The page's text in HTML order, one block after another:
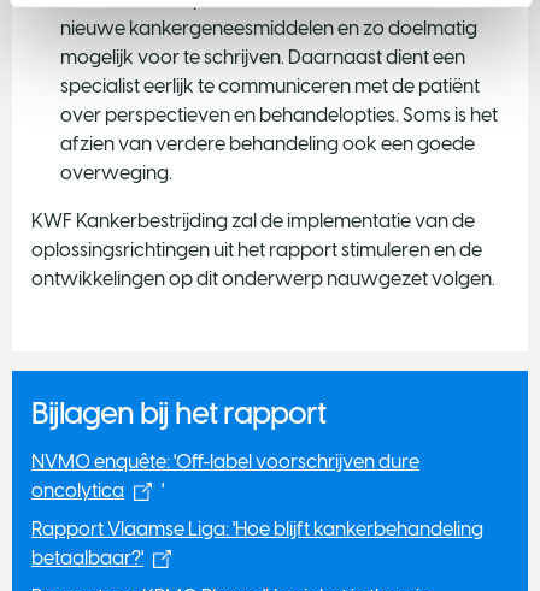
nieuwe kankergeneesmiddelen en zo doelmatig
mogelijk voor te schrijven. Daarnaast dient een
specialist eerlijk te communiceren met de patiënt
over perspectieven en behandelopties. Soms is het
afzien van verdere behandeling ook een goede
overweging.
KWF Kankerbestrijding zal de implementatie van de
oplossingsrichtingen uit het rapport stimuleren en de
ontwikkelingen op dit onderwerp nauwgezet volgen.
Bijlagen bij het rapport
NVMO enquête: 'Off-label voorschrijven dure
oncolytica
'
Rapport Vlaamse Liga: 'Hoe blijft kankerbehandeling
betaalbaar?'